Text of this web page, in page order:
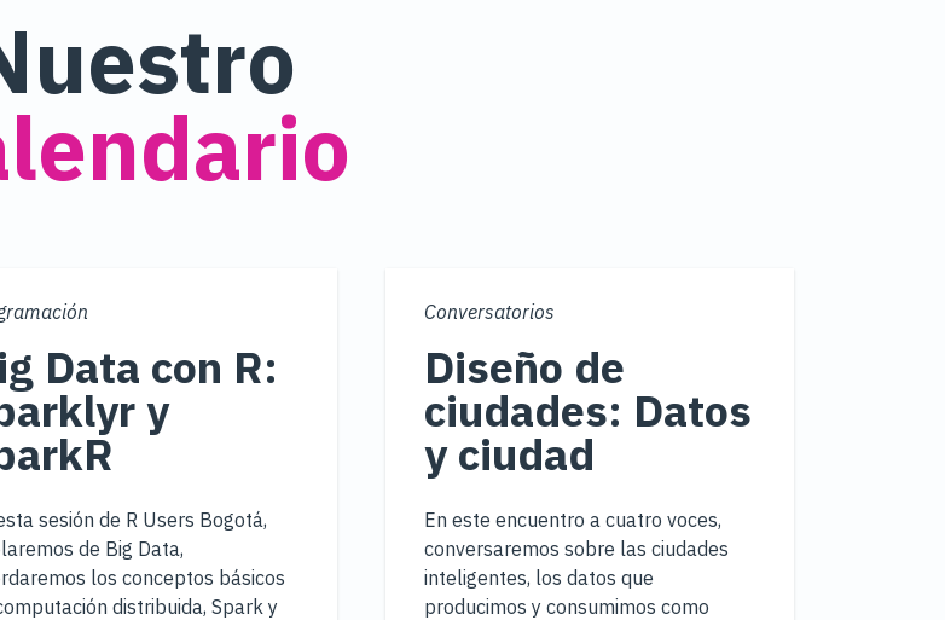
Data con R:
y
sesión de R Users Bogotá,
de Big Data,
los conceptos básicos
distribuida, Spark y
Conversatorios
Diseño de
ciudades: Datos
y ciudad
En este encuentro a cuatro voces,
conversaremos sobre las ciudades
inteligentes, los datos que
producimos y consumimos como